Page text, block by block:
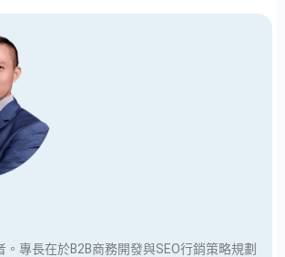
專長在於B2B商務開發與SEO行銷策略規劃